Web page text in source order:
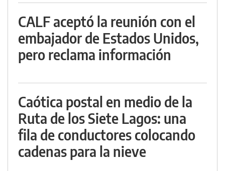
CALF aceptó la reunión con el
embajador de Estados Unidos,
pero reclama información
Caótica postal en medio de la
Ruta de los Siete Lagos: una
fila de conductores colocando
cadenas para la nieve